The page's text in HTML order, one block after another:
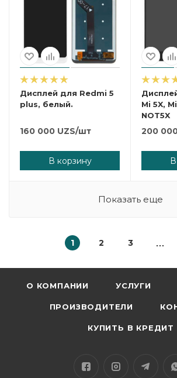
Дисплей для Redmi 5
plus, белый.
160 000 UZS/шт
В корзину
Mi 5X,
NOT5X
200
Показать еще
1 2 3
О КОМПАНИИ УСЛУГИ
ПРОИЗВОДИТЕЛИ
КУПИТЬ В КРЕДИТ